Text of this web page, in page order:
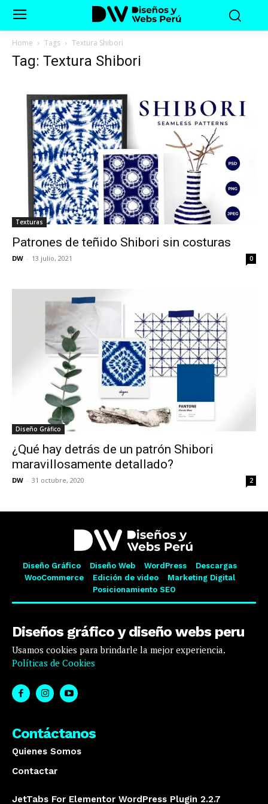
Home Tags Textura Shibori
Tag: Textura Shibori
Texturas
Patrones de teñido Shibori sin costuras
DW - 13 julio, 2021 0
Diseño Gráfico
¿Qué hay detrás de un patrón Shibori
maravillosamente detallado?
DW - 31 octubre, 2020 2
Diseño Gráfico Diseño Web WordPress
Descargas
WooCommerce
Edición de video
Marketing Digital
Posicionamiento SEO
Diseños gráfico y diseño webs peru
Usamos cookies para brindarle la mejor experiencia.
Políticas de Cookies
Contáctanos
Quienes Somos
Contactar
JetTabs For Elementor WordPress Plugin 2.2.7